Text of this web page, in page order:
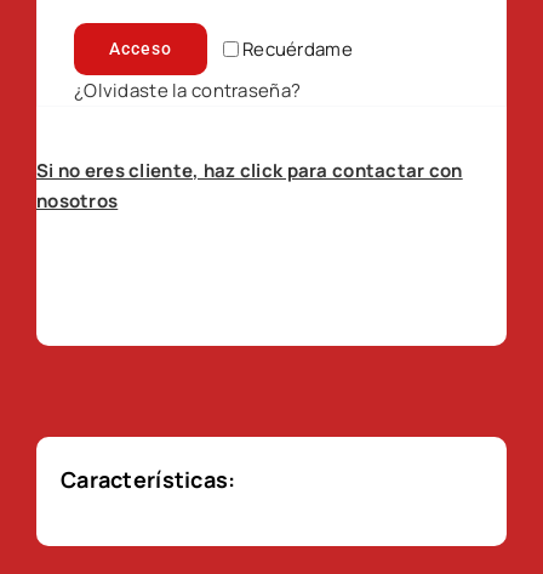
Recuérdame
Acceso
¿Olvidaste la contraseña?
Si no eres cliente, haz click para contactar con
nosotros
Características: